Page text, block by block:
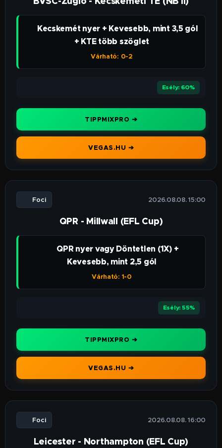
👉 Kecskemét nyer + Kevesebb, mint 3,5 gól
+ KTE több szöglet
Várható: 0-2
Esély: 60%
TIPPMIXPRO ➔
VEGAS.HU ➔
⚽ Foci 🕒 2026.08.08. 15:00
QPR - Millwall (EFL Cup)
👉 QPR nyer vagy Döntetlen (1X) +
Kevesebb, mint 2,5 gól
Várható: 1-0
Esély: 55%
TIPPMIXPRO ➔
VEGAS.HU ➔
⚽ Foci 🕒 2026.08.08. 16:00
Leicester - Northampton (EFL Cup)